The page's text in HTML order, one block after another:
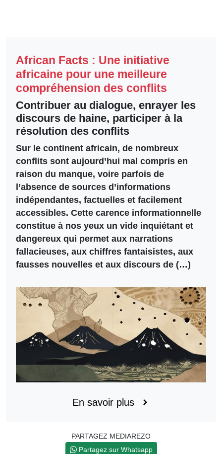
African Facts : Une initiative
africaine pour une meilleure
compréhension des conflits
Contribuer au dialogue, enrayer les
discours de haine, participer à la
résolution des conflits
Sur le continent africain, de nombreux
conflits sont aujourd’hui mal compris en
raison du manque, voire parfois de
l’absence de sources d’informations
indépendantes, factuelles et facilement
accessibles. Cette carence informationnelle
constitue à nos yeux un vide inquiétant et
dangereux qui permet aux narrations
fallacieuses, aux chiffres fantaisistes, aux
fausses nouvelles et aux discours de (…)
En savoir plus
PARTAGEZ MEDIAREZO
Partagez sur Whatsapp